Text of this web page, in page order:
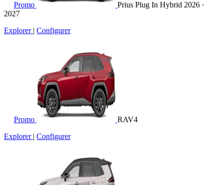
Promo Prius Plug In Hybrid 2026 ·
2027
Explorer | Configurer
Promo
RAV4
Explorer | Configurer